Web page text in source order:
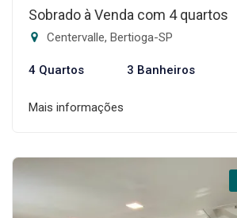
Sobrado à Venda com 4 quartos
Centervalle, Bertioga-SP
4 Quartos 3 Banheiros
Mais informações